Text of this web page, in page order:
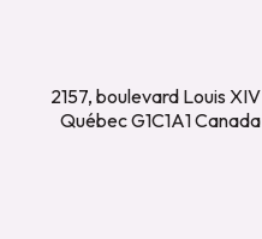
2157, boulevard Louis XIV
Québec G1C1A1 Canada